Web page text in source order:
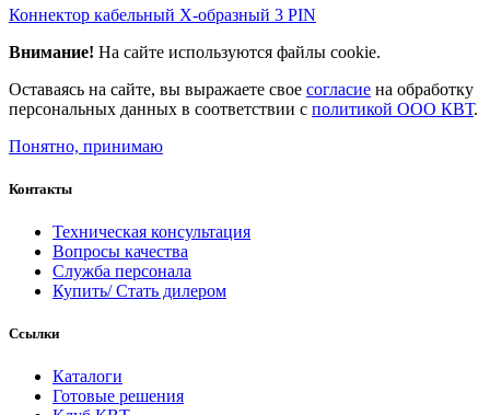
Коннектор кабельный X-образный 3 PIN
Внимание! На сайте используются файлы cookie.
Оставаясь на сайте, вы выражаете свое согласие на обработку
персональных данных в соответствии с политикой ООО КВТ.
Понятно, принимаю
Контакты
Техническая консультация
Вопросы качества
Служба персонала
Купить/ Стать дилером
Ссылки
Каталоги
Готовые решения